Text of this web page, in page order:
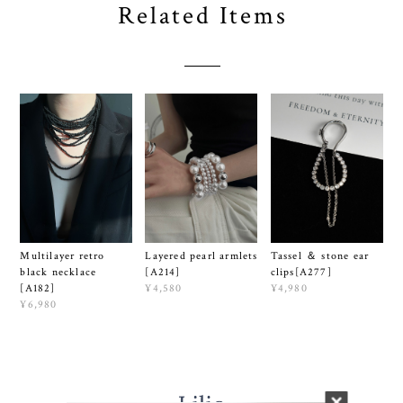
Related Items
Multilayer retro
black necklace
[A182]
¥6,980
Layered pearl armlets
[A214]
¥4,580
Tassel ＆ stone ear
clips[A277]
¥4,980